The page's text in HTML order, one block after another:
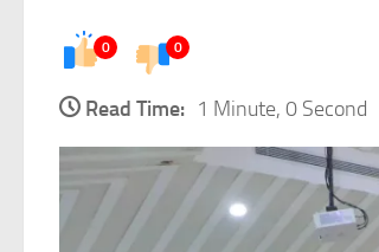
0 0
Read Time: 1 Minute, 0 Second